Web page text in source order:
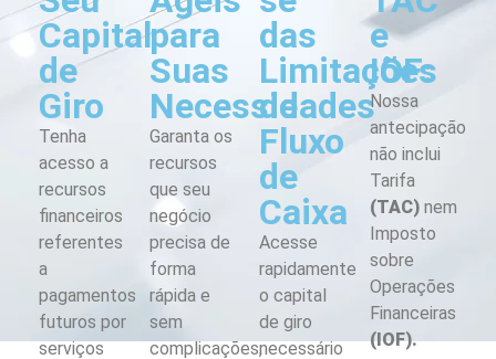
Capital
de
Giro
Tenha
acesso a
recursos
financeiros
referentes
a
pagamentos
futuros por
serviços
para
Suas
Necessidades
Garanta os
recursos
que seu
negócio
precisa de
forma
rápida e
sem
complicações,
das
Limitações
de
Fluxo
de
Caixa
Acesse
rapidamente
o capital
de giro
necessário
e
IOF:
Nossa
antecipação
não inclui
Tarifa
(TAC)nem
Imposto
sobre
Operações
Financeiras
(IOF).